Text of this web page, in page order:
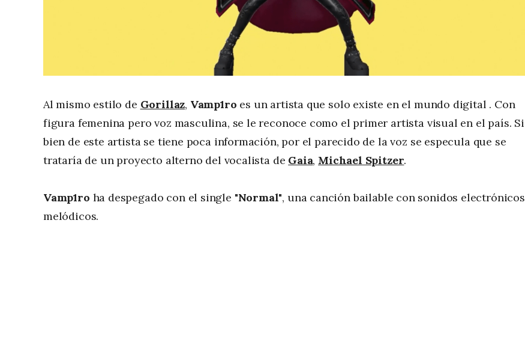
Al mismo estilo de Gorillaz, Vamp1ro es un artista que solo existe en el mundo digital . Con
figura femenina pero voz masculina, se le reconoce como el primer artista visual en el país. Si
bien de este artista se tiene poca información, por el parecido de la voz se especula que se
trataría de un proyecto alterno del vocalista de Gaia, Michael Spitzer.
Vamp1ro ha despegado con el single "Normal", una canción bailable con sonidos electrónicos
melódicos.